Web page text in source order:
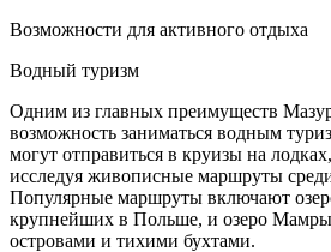
Возможности для активного отдыха
Водный туризм
Одним из главных преимуществ
возможность заниматься водным
могут отправиться в круизы на
исследуя живописные маршруты
Популярные маршруты включают
крупнейших в Польше, и озеро
островами и тихими бухтами.